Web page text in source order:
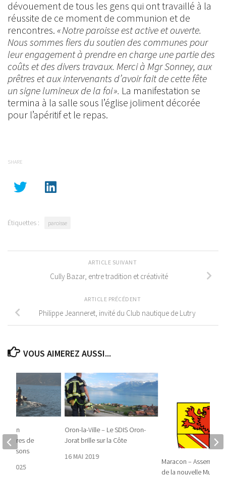
dévouement de tous les gens qui ont travaillé à la
réussite de ce moment de communion et de
rencontres. « Notre paroisse est active et ouverte.
Nous sommes fiers du soutien des communes pour
leur engagement à prendre en charge une partie des
coûts et des divers travaux. Merci à Mgr Sonney, aux
prêtres et aux intervenants d’avoir fait de cette fête
un signe lumineux de la foi ». La manifestation se
termina à la salle sous l’église joliment décorée
pour l’apéritif et le repas.
SHARE
Étiquettes : paroisse
ARTICLE SUIVANT
Cully Bazar, entre tradition et créativité
ARTICLE PRÉCÉDENT
Philippe Jeanneret, invité du Club nautique de Lutry
VOUS AIMEREZ AUSSI...
Oron-la-Ville – Le SDIS Oron-
Jorat brille sur la Côte
16 MAI 2019
Maracon –
de la nouvelle
Alain
de
poissons
2025